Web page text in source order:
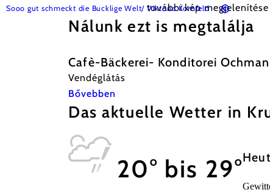
©
Sooo gut schmeckt die Bucklige Welt/ Viktoria Kornfeld
további kép
Nálunk ezt is megtalálja
Cafè-Bäckerei- Konditorei
Vendéglátás
Bővebben
Das aktuelle Wetter in
20° bis 29°